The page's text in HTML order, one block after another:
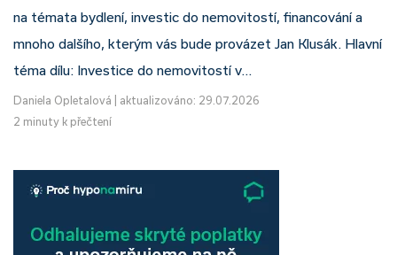
na témata bydlení, investic do nemovitostí, financování a
mnoho dalšího, kterým vás bude provázet Jan Klusák. Hlavní
téma dílu: Investice do nemovitostí v…
Daniela Opletalová
aktualizováno: 29.07.2026
2 minuty k přečtení